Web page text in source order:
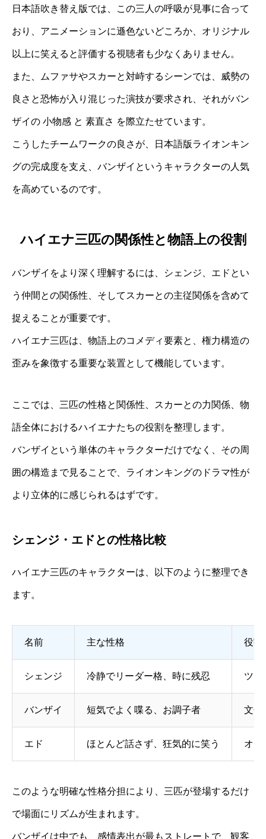
日本語吹き替え版では、この三人の呼吸が見事に合って
おり、アニメーションに遜色ないどころか、オリジナル
以上に笑えると評価する視聴者も少なくありません。
また、ムファサやスカーと対峙するシーンでは、威勢の
良さと恐怖が入り混じった演技が要求され、それがバン
ザイの 小物感 と 素直さ を際立たせています。
こうしたチームワークの良さが、日本語版ライオンキン
グの完成度を支え、バンザイというキャラクターの人気
を高めているのです。
ハイエナ三匹の関係性と物語上の役割
バンザイをより深く理解するには、シェンジ、エドとい
う仲間との関係性、そしてスカーとの主従関係を含めて
捉えることが重要です。
ハイエナ三匹は、物語上のコメディ要素と、権力構造の
歪みを象徴する重要な装置として機能しています。
ここでは、三匹の性格と関係性、スカーとの力関係、物
語全体におけるハイエナたちの役割を整理します。
バンザイという単体のキャラクターだけでなく、その周
囲の構造まで見ることで、ライオンキングのドラマ性が
より立体的に感じられるはずです。
シェンジ・エドとの性格比較
ハイエナ三匹のキャラクターは、以下のように整理でき
ます。
名前 主な性格 役割
シェンジ 冷静でリーダー格、時に残忍 ツッ
バンザイ 短気でよく喋る、お調子者 文句
エド ほとんど話さず、狂気的に笑う オチ
このような明確な性格分担により、三匹が登場するだけ
で場面にリズムが生まれます。
バンザイは中でも、感情表出が最もストレートで、観客